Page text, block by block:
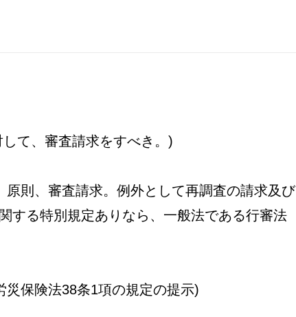
て、審査請求をすべき。)
則、審査請求。例外として再調査の請求及び
する特別規定ありなら、一般法である行審法
保険法38条1項の規定の提示)